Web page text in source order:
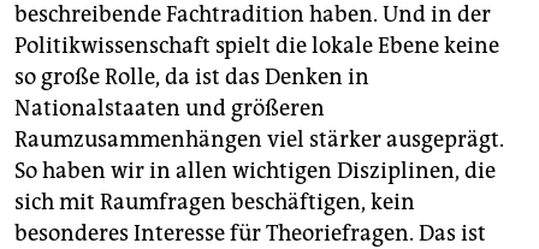
beschreibende Fachtradition haben. Und in der
Politikwissenschaft spielt die lokale Ebene keine
so große Rolle, da ist das Denken in
Nationalstaaten und größeren
Raumzusammenhängen viel stärker ausgeprägt.
So haben wir in allen wichtigen Disziplinen, die
sich mit Raumfragen beschäftigen, kein
besonderes Interesse für Theoriefragen. Das ist